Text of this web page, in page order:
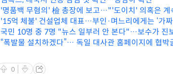
'명품백 무혐의' 檢 총장에 보고…"'도이치' 의혹은 계
'15억 체불' 건설업체 대표…부인·며느리에게는 ‘가짜
국민 10명 중 7명 "뉴스 일부러 안 본다"…보수가 진
“폭발물 설치하겠다”… 독일 대사관 홈페이지에 협박
0